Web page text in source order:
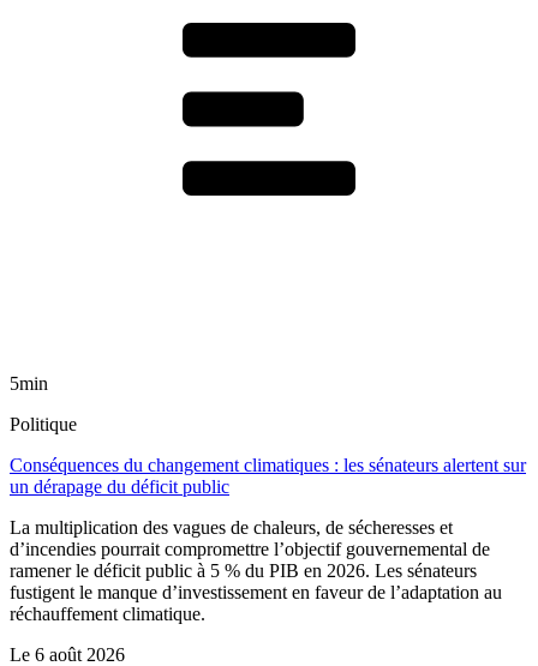
5min
Politique
Conséquences du changement climatiques : les sénateurs alertent sur
un dérapage du déficit public
La multiplication des vagues de chaleurs, de sécheresses et
d’incendies pourrait compromettre l’objectif gouvernemental de
ramener le déficit public à 5 % du PIB en 2026. Les sénateurs
fustigent le manque d’investissement en faveur de l’adaptation au
réchauffement climatique.
Le 6 août 2026